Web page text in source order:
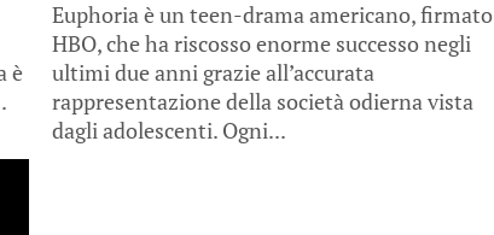
è
Euphoria è un teen-drama americano, firmato
HBO, che ha riscosso enorme successo negli
ultimi due anni grazie all’accurata
rappresentazione della società odierna vista
dagli adolescenti. Ogni...